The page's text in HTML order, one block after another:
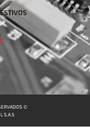
©
S.A.S